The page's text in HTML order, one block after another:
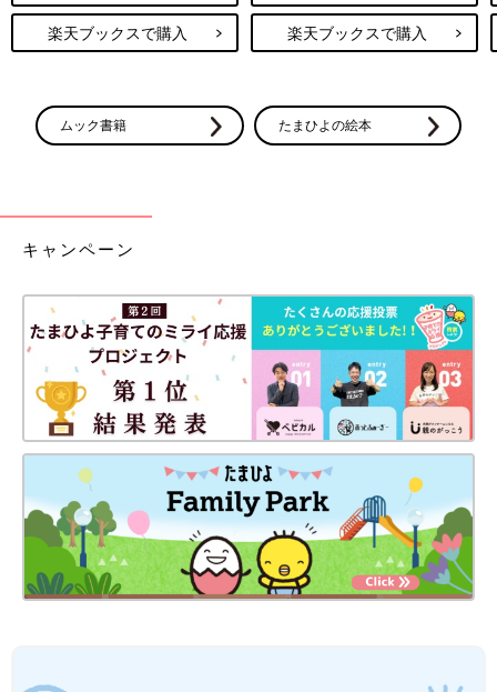
楽天ブックスで購入 楽天ブックスで購入
ムック書籍 たまひよの絵本
キャンペーン